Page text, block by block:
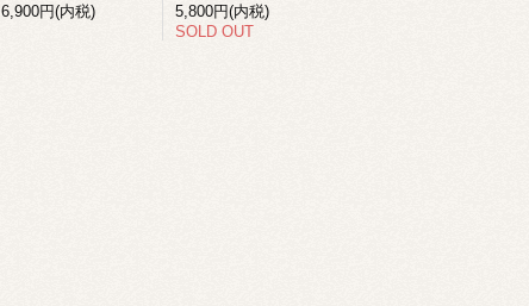
6,900円(内税)
5,800円(内税)
SOLD OUT